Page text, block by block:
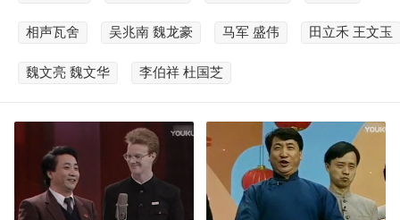
相声瓦舍 吴兆南 魏龙豪 马军 盛伟 田立禾 王文玉
魏文亮 魏文华 李伯祥 杜国芝